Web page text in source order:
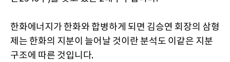
한화에너지가 한화와 합병하게 되면 김승연 회장의 삼형
제는 한화의 지분이 늘어날 것이란 분석도 이같은 지분
구조에 따른 것입니다.